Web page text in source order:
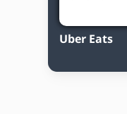
Uber Eats